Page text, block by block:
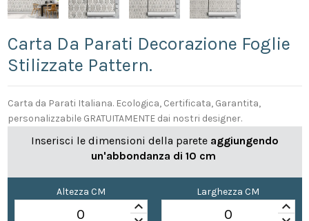
Carta Da Parati Decorazione Foglie
Stilizzate Pattern.
Carta da Parati Italiana. Ecologica, Certificata, Garantita,
personalizzabile GRATUITAMENTE dai nostri designer.
Inserisci le dimensioni della parete aggiungendo
un'abbondanza di 10 cm
Altezza CM
keyboard_arrow_up
Larghezza CM
keyboard_arrow_up